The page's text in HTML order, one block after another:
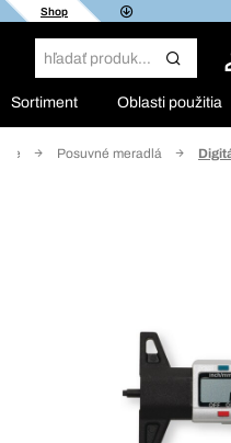
Shop
Sortiment Oblasti použitia
Posuvné meradlá